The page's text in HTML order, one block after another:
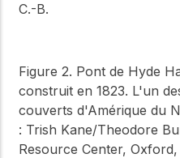
C.-B.
Figure 2. Pont de Hyde
construit en 1823. L'un
couverts d'Amérique du
: Trish Kane/Theodore
Resource Center, Oxford,